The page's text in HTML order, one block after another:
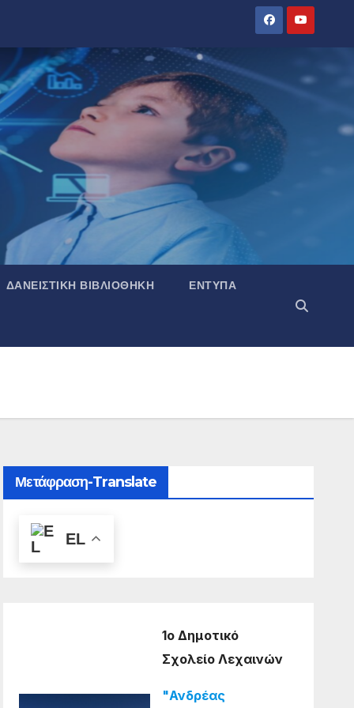
ΔΑΝΕΙΣΤΙΚΉ ΒΙΒΛΙΟΘΉΚΗ ΈΝΤΥΠΑ
Μετάφραση-Translate
EL
1ο Δημοτικό
Σχολείο Λεχαινών
"Ανδρέας